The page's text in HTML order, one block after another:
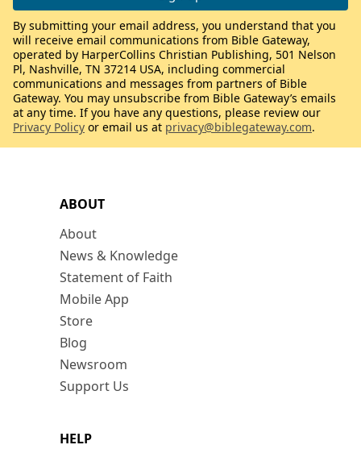
ABOUT
About
News & Knowledge
Statement of Faith
Mobile App
Store
Blog
Newsroom
Support Us
HELP
By submitting your email address, you understand that you
will receive email communications from Bible Gateway,
operated by HarperCollins Christian Publishing, 501 Nelson
Pl, Nashville, TN 37214 USA, including commercial
communications and messages from partners of Bible
Gateway. You may unsubscribe from Bible Gateway’s emails
at any time. If you have any questions, please review our
Privacy Policy or email us at privacy@biblegateway.com.